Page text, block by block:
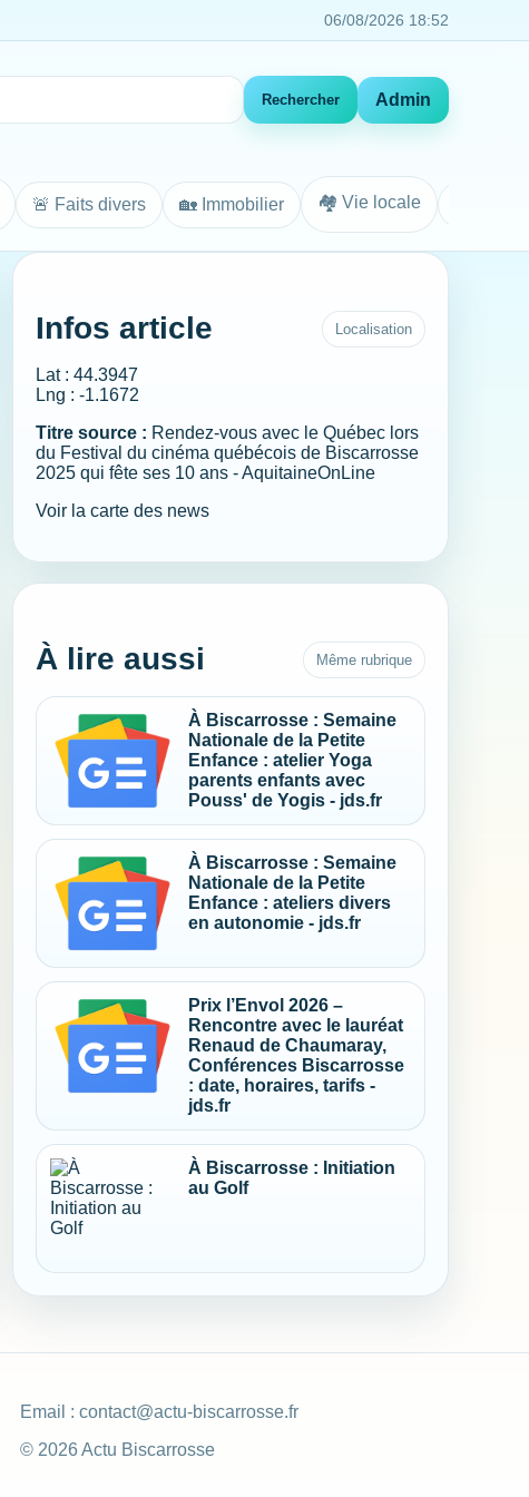
06/08/2026 18:52
Rechercher Admin
🚨 Faits divers 🏡 Immobilier 🏘️ Vie locale
Infos article Localisation
Lat : 44.3947
Lng : -1.1672
Titre source : Rendez-vous avec le Québec lors
du Festival du cinéma québécois de Biscarrosse
2025 qui fête ses 10 ans - AquitaineOnLine
Voir la carte des news
À lire aussi Même rubrique
À Biscarrosse : Semaine
Nationale de la Petite
Enfance : atelier Yoga
parents enfants avec
Pouss' de Yogis - jds.fr
À Biscarrosse : Semaine
Nationale de la Petite
Enfance : ateliers divers
en autonomie - jds.fr
Prix l’Envol 2026 –
Rencontre avec le lauréat
Renaud de Chaumaray,
Conférences Biscarrosse
: date, horaires, tarifs -
jds.fr
À Biscarrosse : Initiation
au Golf
Email : contact@actu-biscarrosse.fr
© 2026 Actu Biscarrosse